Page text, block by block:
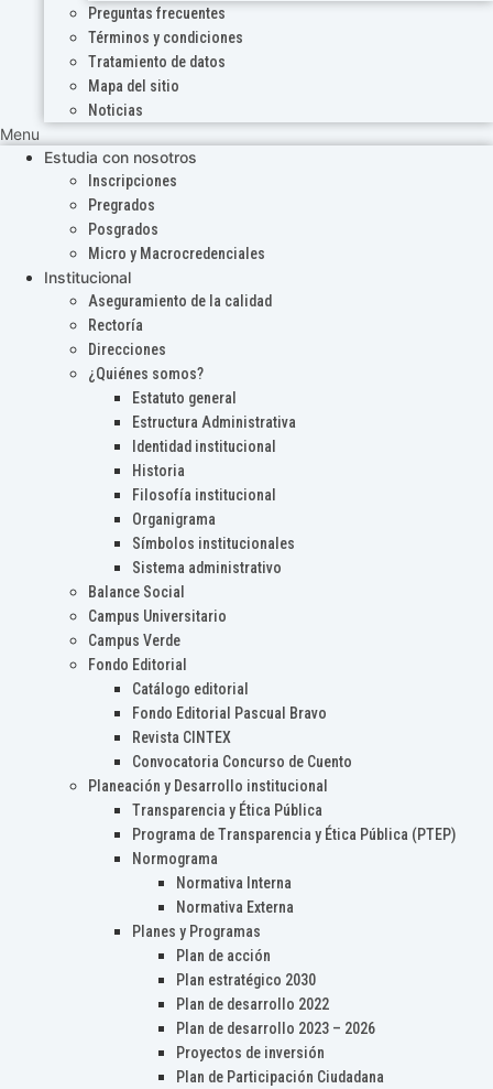
Preguntas frecuentes
Términos y condiciones
Tratamiento de datos
Mapa del sitio
Noticias
Menu
Estudia con nosotros
Inscripciones
Pregrados
Posgrados
Micro y Macrocredenciales
Institucional
Aseguramiento de la calidad
Rectoría
Direcciones
¿Quiénes somos?
Estatuto general
Estructura Administrativa
Identidad institucional
Historia
Filosofía institucional
Organigrama
Símbolos institucionales
Sistema administrativo
Balance Social
Campus Universitario
Campus Verde
Fondo Editorial
Catálogo editorial
Fondo Editorial Pascual Bravo
Revista CINTEX
Convocatoria Concurso de Cuento
Planeación y Desarrollo institucional
Transparencia y Ética Pública
Programa de Transparencia y Ética Pública (PTEP)
Normograma
Normativa Interna
Normativa Externa
Planes y Programas
Plan de acción
Plan estratégico 2030
Plan de desarrollo 2022
Plan de desarrollo 2023 – 2026
Proyectos de inversión
Plan de Participación Ciudadana